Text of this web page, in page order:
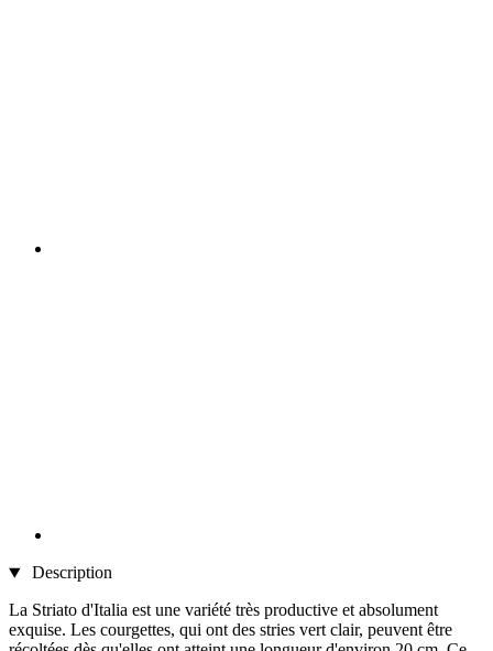
Description
La Striato d'Italia est une variété très productive et absolument
exquise. Les courgettes, qui ont des stries vert clair, peuvent être